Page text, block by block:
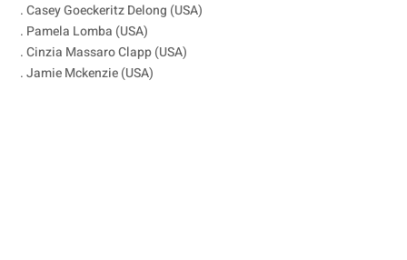
. Casey Goeckeritz Delong (USA)
. Pamela Lomba (USA)
. Cinzia Massaro Clapp (USA)
. Jamie Mckenzie (USA)